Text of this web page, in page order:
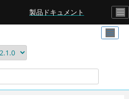
製品ドキュメント